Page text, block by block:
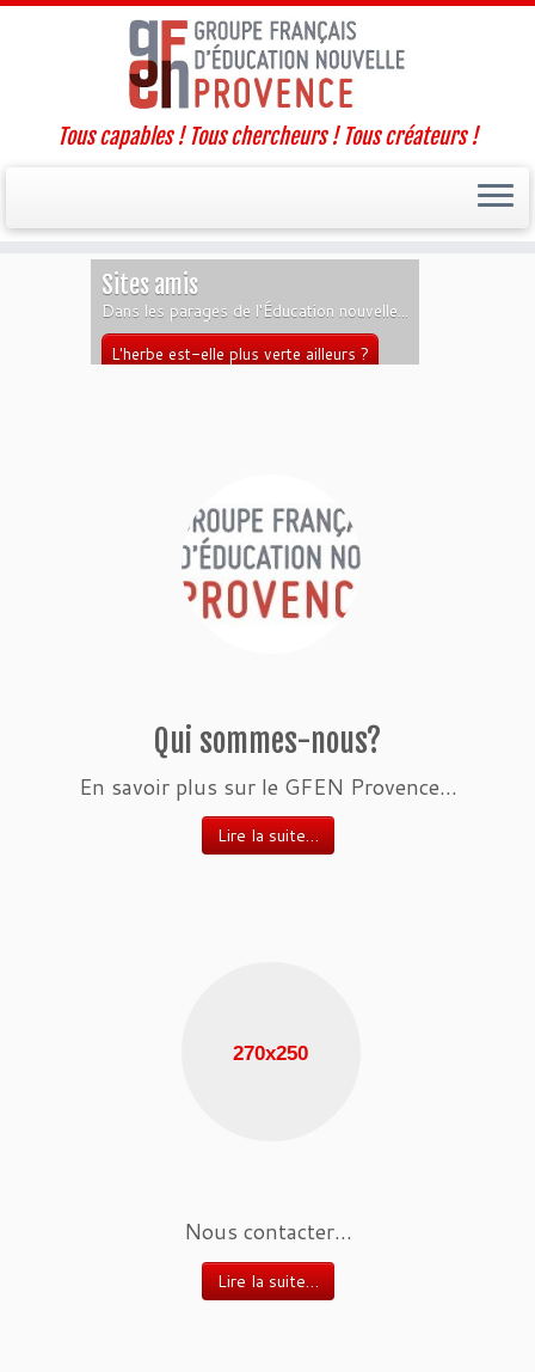
Tous capables ! Tous chercheurs ! Tous créateurs !
Sites amis
Dans les parages de l'Éducation nouvelle...
L'herbe est-elle plus verte ailleurs ?
Qui sommes-nous?
En savoir plus sur le GFEN Provence…
Lire la suite…
Nous contacter...
Lire la suite…